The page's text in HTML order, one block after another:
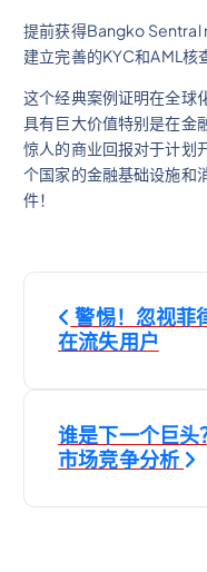
提前获得Bangko Sentral
建立完善的KYC和AML核
这个经典案例证明在全球
具有巨大价值特别是在金
惊人的商业回报对于计划
个国家的金融基础设施和
件！
文
章
航
警惕！忽视菲
在流失用户
谁是下一个巨
市场竞争分析